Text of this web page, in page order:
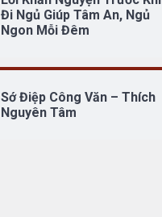
Đi Ngủ Giúp Tâm An, Ngủ
Ngon Mỗi Đêm
Sớ Điệp Công Văn – Thích
Nguyên Tâm